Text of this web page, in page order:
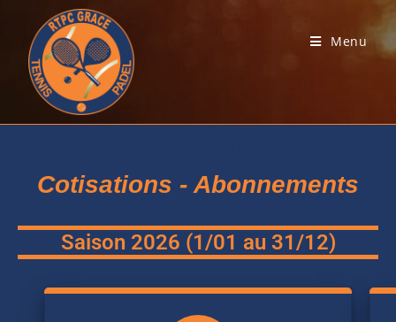
Menu
Cotisations - Abonnements
Saison 2026 (1/01 au 31/12)